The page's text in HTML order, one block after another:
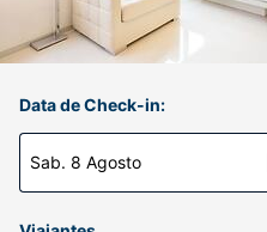
Data de Check-in:
Sab. 8 Agosto